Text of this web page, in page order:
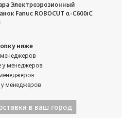
Электроэрозионный
Fanuc ROBOCUT α-C600iC
ниже
менеджеров
у менеджеров
у менеджеров
в ваш город